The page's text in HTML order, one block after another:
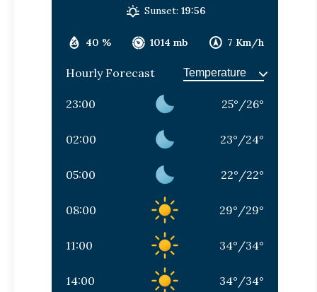
40 % 1014 mb 7 Km/h
Sunset: 19:56
Hourly Forecast
23:00 25° /26°
02:00 23° /24°
05:00 22° /22°
08:00 29° /29°
11:00 34° /34°
14:00 34° /34°